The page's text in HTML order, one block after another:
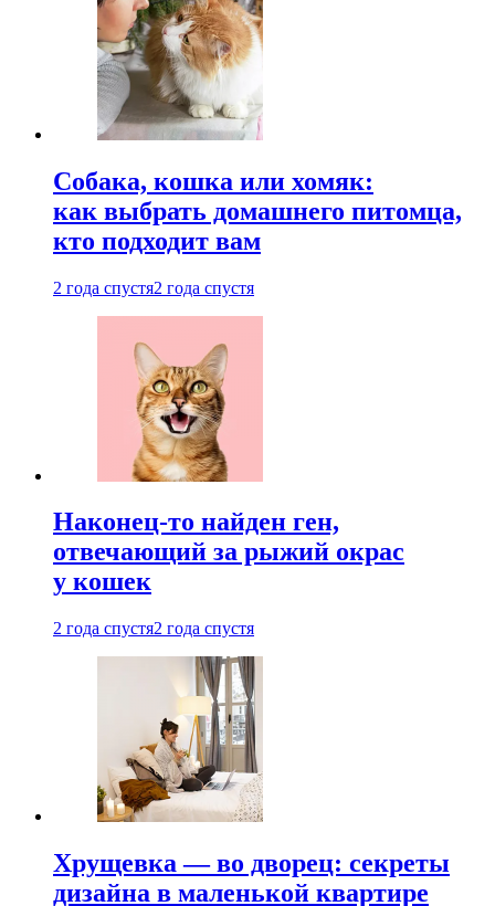
Собака, кошка или хомяк:
как выбрать домашнего питомца,
кто подходит вам
2 года спустя2 года спустя
Наконец-то найден ген,
отвечающий за рыжий окрас
у кошек
2 года спустя2 года спустя
Хрущевка — во дворец: секреты
дизайна в маленькой квартире